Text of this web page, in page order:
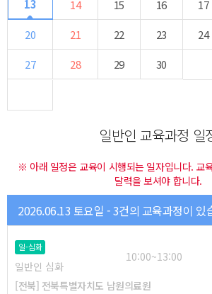
13
14 15 16 17
20
21 22 23 24
27
28 29 30
일반인 교육과정 일
※ 아래 일정은 교육이 시행되는 일자입니다. 교
달력을 보셔야 합니다.
2026.06.13 토요일 - 3건의 교육과정이 있
일-심화
일반인 심화
10:00~13:00
[전북] 전북특별자치도 남원의료원